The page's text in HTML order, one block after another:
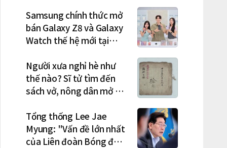
tương lai?
Samsung chính thức mở
bán Galaxy Z8 và Galaxy
Watch thế hệ mới tại
triệu đơn đặt trước
Người xưa nghỉ hè như
thế nào? Sĩ tử tìm đến
sách vở, nông dân mở hội
Tổng thống Lee Jae
Myung: "Vấn đề lớn nhất
của Liên đoàn Bóng đá